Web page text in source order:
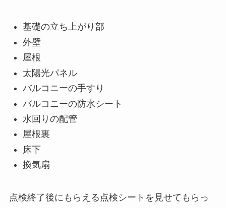
基礎の立ち上がり部
外壁
屋根
太陽光パネル
バルコニーの手すり
バルコニーの防水シート
水回りの配管
屋根裏
床下
換気扇
点検終了後にもらえる点検シートを見せてもらっ